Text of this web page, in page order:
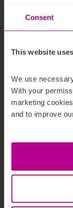
Consent
This website
We use
With your
marketing
and to improve
8/4/2026
Der Verkauf